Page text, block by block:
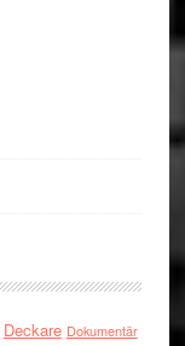
Deckare Dokumentär